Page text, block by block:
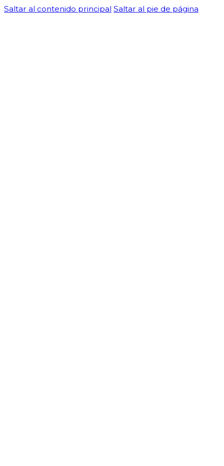
Saltar al contenido principal Saltar al pie de página